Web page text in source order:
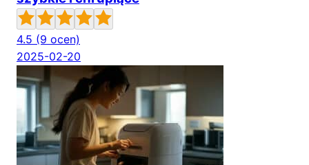
4.5 (9 ocen)
2025-02-20